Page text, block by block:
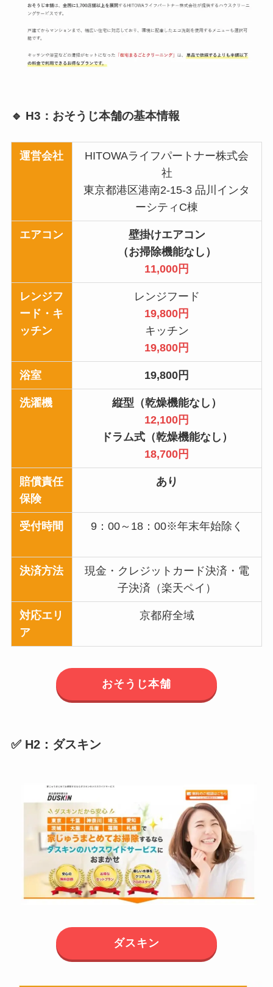
🔹 H3：おそうじ本舗の基本情報
運営会社
HITOWAライフパートナー株式会
社
東京都港区港南2-15-3 品川インタ
ーシティC棟
エアコン
壁掛けエアコン
（お掃除機能なし）
11,000円
レンジフ
ード・キ
ッチン
レンジフード
19,800円
キッチン
19,800円
浴室 19,800円
洗濯機
縦型（乾燥機能なし）
12,100円
ドラム式（乾燥機能なし）
18,700円
賠償責任
保険
あり
受付時間 9：00～18：00※年末年始除く
決済方法
現金・クレジットカード決済・電
子決済（楽天ペイ）
対応エリ
ア
京都府全域
おそうじ本舗
✅ H2：ダスキン
ダスキン